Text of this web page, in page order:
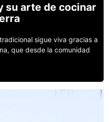
su arte de cocinar
sigue viva gracias a
que desde la comunidad